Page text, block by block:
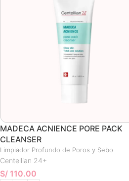
MADECA ACNIENCE PORE PACK
CLEANSER
Limpiador Profundo de Poros y Sebo
Centellian 24+
S/ 110.00